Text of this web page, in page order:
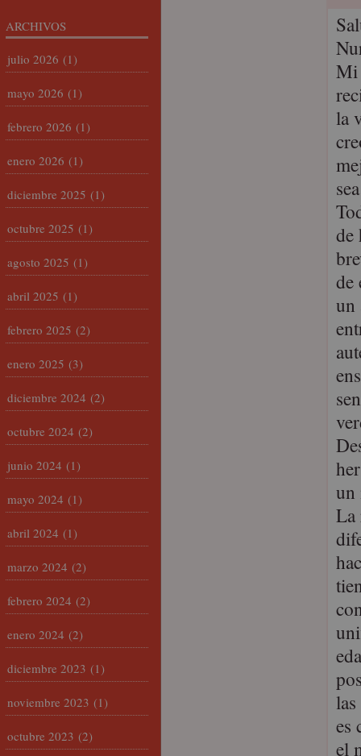
Mi
la
de
de
un
un
La
es
el
ARCHIVOS
julio 2026 (1)
mayo 2026 (1)
febrero 2026 (1)
enero 2026 (1)
diciembre 2025 (1)
octubre 2025 (1)
agosto 2025 (1)
abril 2025 (1)
febrero 2025 (2)
enero 2025 (3)
diciembre 2024 (2)
octubre 2024 (2)
junio 2024 (1)
mayo 2024 (1)
abril 2024 (1)
marzo 2024 (2)
febrero 2024 (2)
enero 2024 (2)
diciembre 2023 (1)
noviembre 2023 (1)
octubre 2023 (2)